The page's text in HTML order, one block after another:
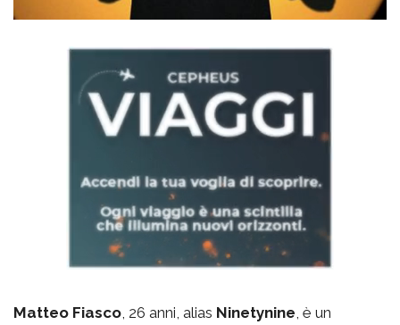
Matteo Fiasco, 26 anni, alias Ninetynine, è un